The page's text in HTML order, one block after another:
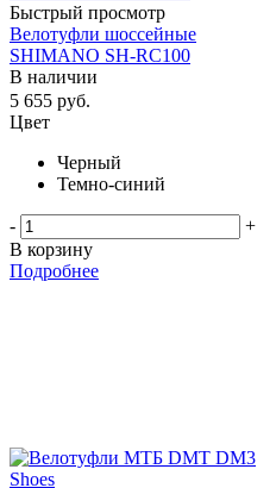
Быстрый просмотр
Велотуфли шоссейные
SHIMANO SH-RC100
В наличии
5 655 руб.
Цвет
Черный
Темно-синий
-
+
В корзину
Подробнее